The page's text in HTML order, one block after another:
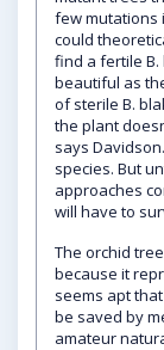
few mutations
could
find a fertile
beautiful as
of sterile B.
the plant
says
species. But
approaches
will have to
The orchid
because it
seems apt
be saved by
amateur